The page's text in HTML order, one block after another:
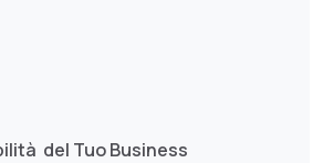
del Tuo Business